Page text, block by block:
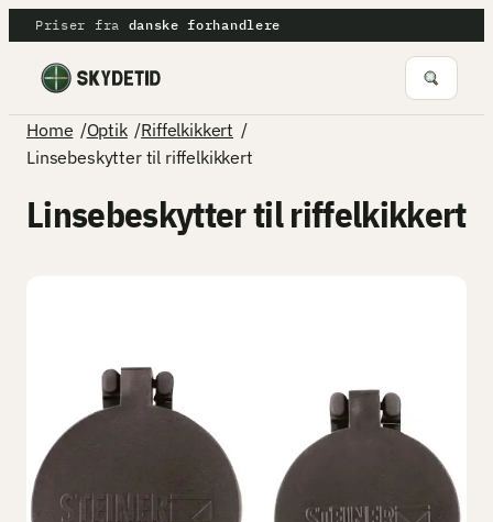
Spring
til
indhold
Priser fra danske forhandlere
Home /Optik /Riffelkikkert /
Linsebeskytter til riffelkikkert
Linsebeskytter til riffelkikkert